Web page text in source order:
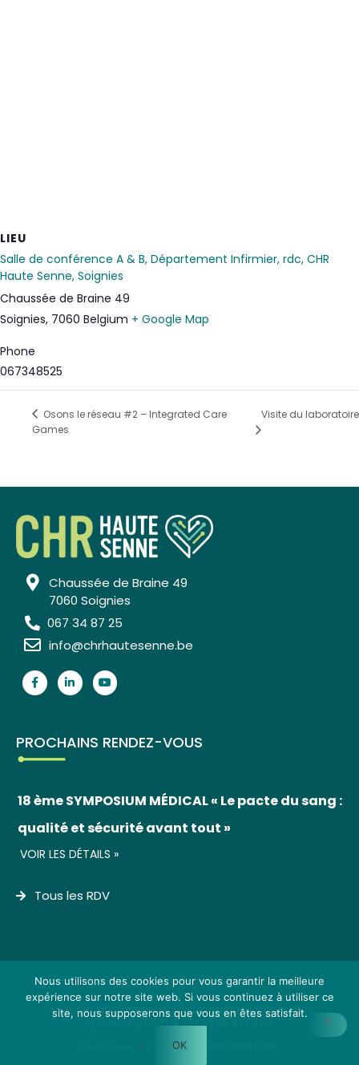
LIEU
Salle de conférence A & B, Département Infirmier, rdc, CHR
Haute Senne, Soignies
Chaussée de Braine 49
Soignies, 7060 Belgium + Google Map
Phone
067348525
Osons le réseau #2 – Integrated Care
Games
Visite du laboratoire
Chaussée de Braine 49
7060 Soignies
067 34 87 25
info@chrhautesenne.be
PROCHAINS RENDEZ-VOUS
18 ème SYMPOSIUM MÉDICAL « Le pacte du sang :
qualité et sécurité avant tout »
VOIR LES DÉTAILS »
Tous les RDV
© CHR Haute Senne 2026 | Conditions générales
d'utilisation
| TVA : BE0256 981 407
Nous utilisons des cookies pour vous garantir la meilleure
expérience sur notre site web. Si vous continuez à utiliser ce
site, nous supposerons que vous en êtes satisfait.
OK